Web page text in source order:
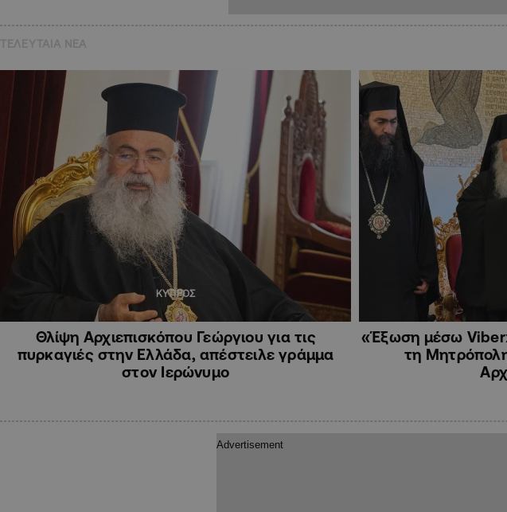
ΚΥΠΡΟΣ
Θλίψη Αρχιεπισκόπου Γεώργιου για τις
πυρκαγιές στην Ελλάδα, απέστειλε γράμμα
στον Ιερώνυμο
«Έξωση μέσω
τη